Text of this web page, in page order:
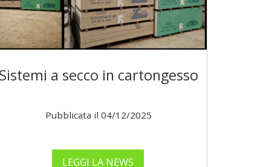
Sistemi a secco in cartongesso
Pubblicata il 04/12/2025
LEGGI LA NEWS